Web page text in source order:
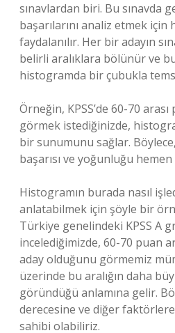
sınavlardan biri. Bu sınavda
başarılarını analiz etmek
faydalanılır. Her bir adayın
belirli aralıklara bölünür ve
histogramda bir çubukla
Örneğin, KPSS’de 60-70 arası
görmek istediğinizde,
bir sunumunu sağlar.
başarısı ve yoğunluğu
Histogramın burada nasıl
anlatabilmek için şöyle bir
Türkiye genelindeki KPSS A
incelediğimizde, 60-70 puan
aday olduğunu görmemiz
üzerinde bu aralığın daha
göründüğü anlamına gelir.
derecesine ve diğer
sahibi olabiliriz.